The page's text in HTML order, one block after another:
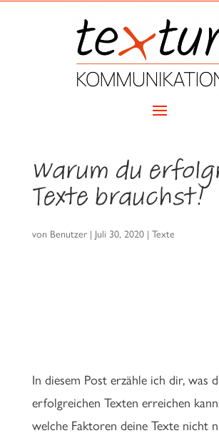
Warum du
Texte brauchst!
von Benutzer| Juli 30, 2020| Texte
In diesem Post erzähle ich dir, was
erfolgreichen Texten erreichen
welche Faktoren deine Texte nicht